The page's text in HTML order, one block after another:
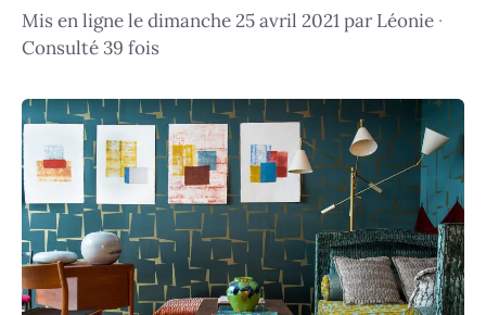
Mis en ligne le dimanche 25 avril 2021parLéonie ·
Consulté 39 fois